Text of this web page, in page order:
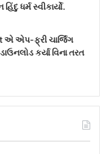
ધર્મ સ્વીકાર્યો.
એ એપ-ફ્રી ચાર્જિંગ
કર્યા વિના તરત